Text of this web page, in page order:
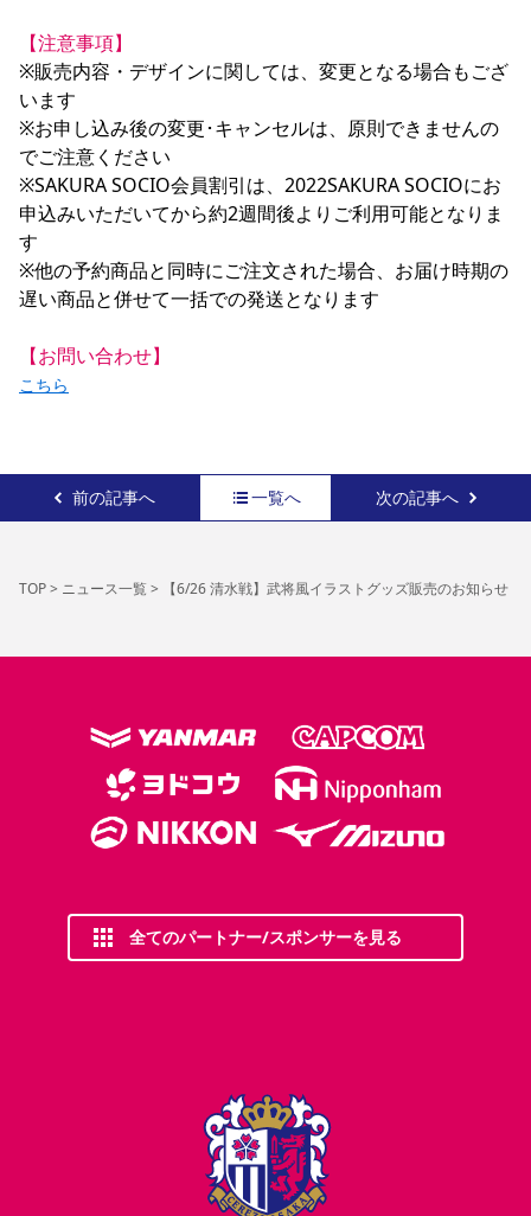
【注意事項】
※販売内容・デザインに関しては、変更となる場合もござ
います
※お申し込み後の変更･キャンセルは、原則できませんの
でご注意ください
※SAKURA SOCIO会員割引は、2022SAKURA SOCIOにお
申込みいただいてから約2週間後よりご利用可能となりま
す
※他の予約商品と同時にご注文された場合、お届け時期の
遅い商品と併せて一括での発送となります
【お問い合わせ】
こちら
前の記事へ 一覧へ 次の記事へ
TOP> ニュース一覧> 【6/26 清水戦】武将風イラストグッズ販売のお知らせ
全てのパートナー/スポンサーを見る